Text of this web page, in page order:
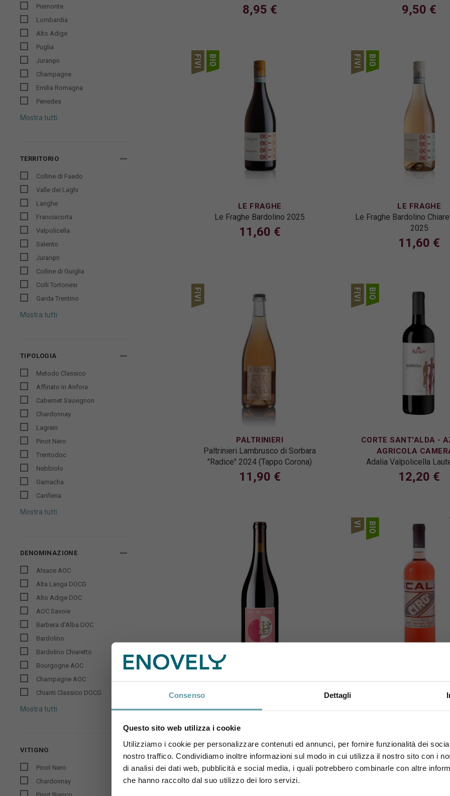
Consenso Dettagli
Questo sito web utilizza i cookie
Utilizziamo i cookie per personalizzare contenuti ed annunci, per fornire funzionalità dei
nostro traffico. Condividiamo inoltre informazioni sul modo in cui utilizza il nostro sito con i
di analisi dei dati web, pubblicità e social media, i quali potrebbero combinarle con altre
che hanno raccolto dal suo utilizzo dei loro servizi.
8,95 € 9,50 €
LE FRAGHE
Le Fraghe Bardolino 2025
11,60 €
LE FRAGHE
Le Fraghe Bardolino
2025
11,60 €
PALTRINIERI
Paltrinieri Lambrusco di Sorbara
"Radice" 2024 (Tappo Corona)
11,90 €
CORTE SANT'ALDA -
AGRICOLA
Adalia Valpolicella
12,20 €
Esaurito
Piemonte
Lombardia
Alto Adige
Puglia
Juranҫon
Champagne
Emilia Romagna
Penedes
Mostra tutti
TERRITORIO
Colline di Faedo
Valle dei Laghi
Langhe
Franciacorta
Valpolicella
Salento
Juranҫon
Colline di Guiglia
Colli Tortonesi
Garda Trentino
Mostra tutti
TIPOLOGIA
Metodo Classico
Affinato in Anfora
Cabernet Sauvignon
Chardonnay
Lagrein
Pinot Nero
Trentodoc
Nebbiolo
Garnacha
Cariñena
Mostra tutti
DENOMINAZIONE
Alsace AOC
Alta Langa DOCG
Alto Adige DOC
AOC Savoie
Barbera d'Alba DOC
Bardolino
Bardolino Chiaretto
Bourgogne AOC
Champagne AOC
Chianti Classico DOCG
Mostra tutti
VITIGNO
Pinot Nero
Chardonnay
per avere un 10% di sconto sul tuo primo ordine!
Si, sono maggiorenne.